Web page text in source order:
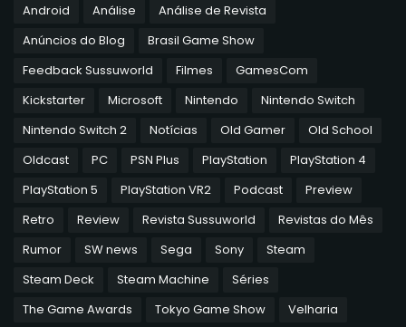
Android Análise
Análise de Revista
Anúncios do Blog
Brasil Game Show
Feedback Sussuworld
Filmes
GamesCom
Kickstarter
Microsoft Nintendo
Nintendo Switch
Nintendo Switch 2
Notícias Old Gamer
Old School
Oldcast
PC PSN Plus PlayStation
PlayStation 4
PlayStation 5
PlayStation VR2 Podcast
Preview
Retro
Review Revista Sussuworld
Revistas do Mês
Rumor
SW news Sega Sony
Steam
Steam Deck
Steam Machine
Séries
The Game Awards
Tokyo Game Show
Velharia